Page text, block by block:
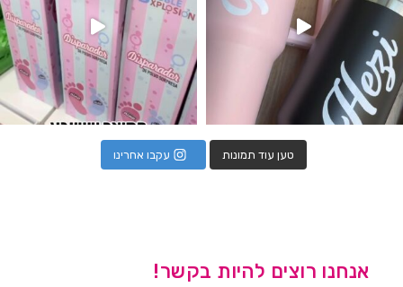
טען עוד תמונות עקבו אחרינו
אנחנו רוצים להיות בקשר!